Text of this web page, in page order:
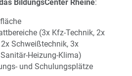
BildungsCenter Rheine:
(3x Kfz-Technik, 2x
Schweißtechnik, 3x
Heizung-Klima)
und Schulungsplätze